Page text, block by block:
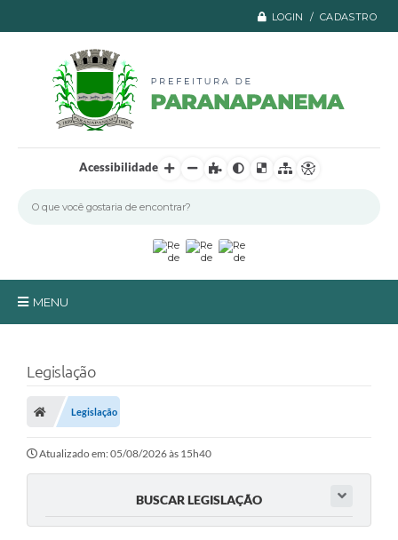
LOGIN / CADASTRO
Acessibilidade
MENU
A Prefeitura
Turismo
Transparência
Fale Conosco
Legislação
Legislação
Atualizado em: 05/08/2026 às 15h40
BUSCAR LEGISLAÇÃO